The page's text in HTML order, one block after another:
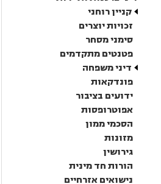
קניין רוחני
זכויות יוצרים
סימני מסחר
פטנטים מתקדמים
דיני משפחה
פונדקאות
ידועים בציבור
אפוטרופסות
הסכמי ממון
מזונות
גירושין
הורות חד מינית
נישואים אזרחיים